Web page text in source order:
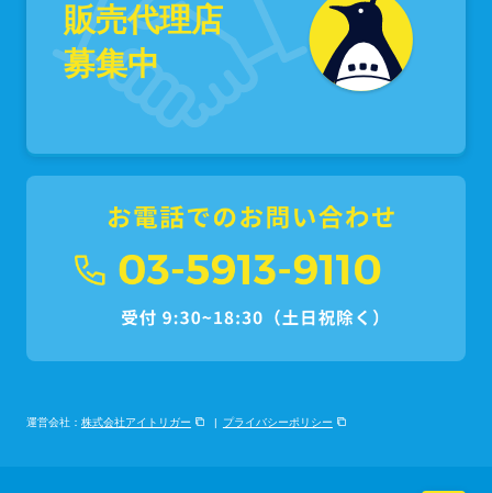
販売代理店
募集中
運営会社： 株式会社アイトリガー プライバシーポリシー